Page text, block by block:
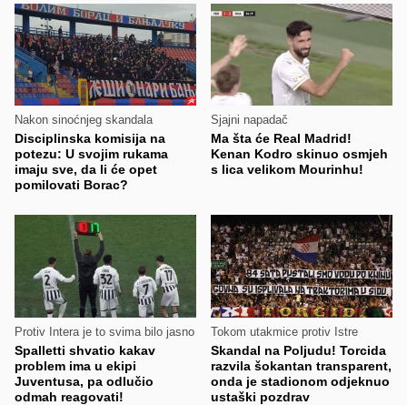
Nakon sinoćnjeg skandala
Disciplinska komisija na
potezu: U svojim rukama
imaju sve, da li će opet
pomilovati Borac?
Sjajni napadač
Ma šta će Real Madrid!
Kenan Kodro skinuo osmjeh
s lica velikom Mourinhu!
Protiv Intera je to svima bilo jasno
Spalletti shvatio kakav
problem ima u ekipi
Juventusa, pa odlučio
odmah reagovati!
Tokom utakmice protiv Istre
Skandal na Poljudu! Torcida
razvila šokantan transparent,
onda je stadionom odjeknuo
ustaški pozdrav